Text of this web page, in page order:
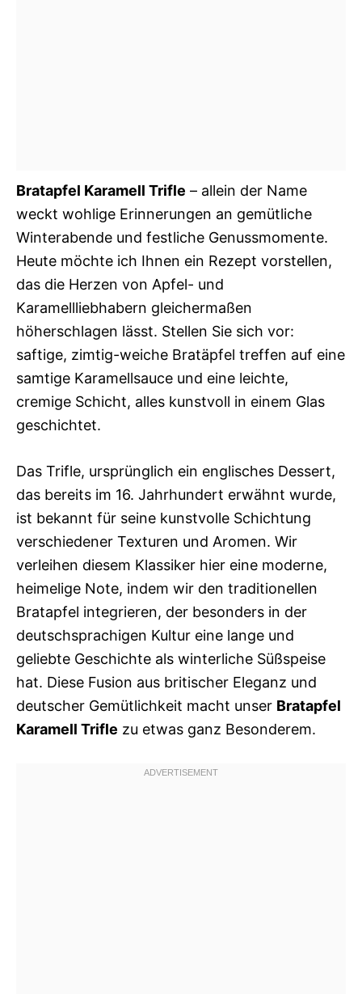
Bratapfel Karamell Trifle – allein der Name
weckt wohlige Erinnerungen an gemütliche
Winterabende und festliche Genussmomente.
Heute möchte ich Ihnen ein Rezept vorstellen,
das die Herzen von Apfel- und
Karamellliebhabern gleichermaßen
höherschlagen lässt. Stellen Sie sich vor:
saftige, zimtig-weiche Bratäpfel treffen auf eine
samtige Karamellsauce und eine leichte,
cremige Schicht, alles kunstvoll in einem Glas
geschichtet.
Das Trifle, ursprünglich ein englisches Dessert,
das bereits im 16. Jahrhundert erwähnt wurde,
ist bekannt für seine kunstvolle Schichtung
verschiedener Texturen und Aromen. Wir
verleihen diesem Klassiker hier eine moderne,
heimelige Note, indem wir den traditionellen
Bratapfel integrieren, der besonders in der
deutschsprachigen Kultur eine lange und
geliebte Geschichte als winterliche Süßspeise
hat. Diese Fusion aus britischer Eleganz und
deutscher Gemütlichkeit macht unser Bratapfel
Karamell Trifle zu etwas ganz Besonderem.